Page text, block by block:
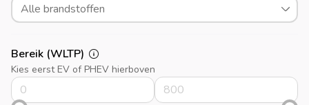
Alle brandstoffen
Bereik (WLTP)
Kies eerst EV of PHEV hierboven